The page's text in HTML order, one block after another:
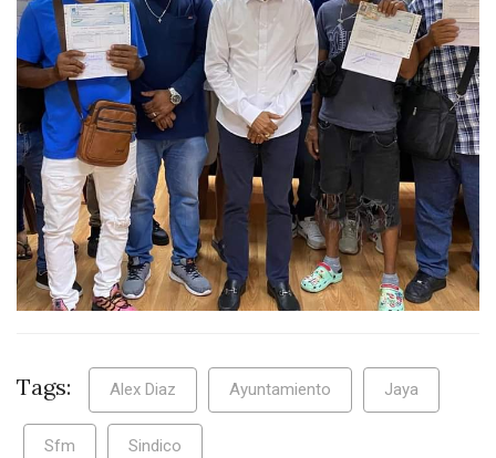
Tags: Alex Diaz Ayuntamiento Jaya
Sfm Sindico